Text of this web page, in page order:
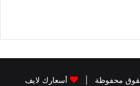
أسعارك لايف